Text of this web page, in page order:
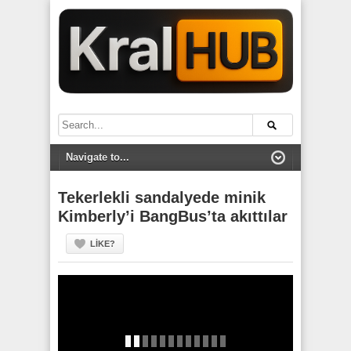
Tekerlekli sandalyede minik
Kimberly’i BangBus’ta akıttılar
LIKE?